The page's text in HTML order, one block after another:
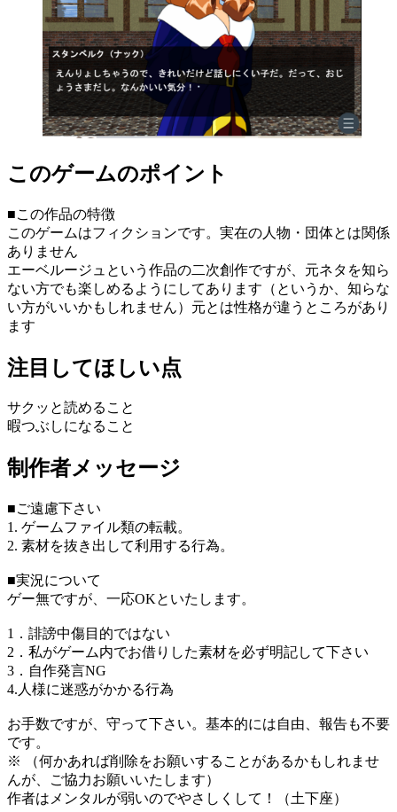
このゲームのポイント
■この作品の特徴
このゲームはフィクションです。実在の人物・団体とは関係
ありません
エーベルージュという作品の二次創作ですが、元ネタを知ら
ない方でも楽しめるようにしてあります（というか、知らな
い方がいいかもしれません）元とは性格が違うところがあり
ます
注目してほしい点
サクッと読めること
暇つぶしになること
制作者メッセージ
■ご遠慮下さい
1. ゲームファイル類の転載。
2. 素材を抜き出して利用する行為。
■実況について
ゲー無ですが、一応OKといたします。
1．誹謗中傷目的ではない
2．私がゲーム内でお借りした素材を必ず明記して下さい
3．自作発言NG
4.人様に迷惑がかかる行為
お手数ですが、守って下さい。基本的には自由、報告も不要
です。
※ （何かあれば削除をお願いすることがあるかもしれませ
んが、ご協力お願いいたします）
作者はメンタルが弱いのでやさしくして！（土下座）